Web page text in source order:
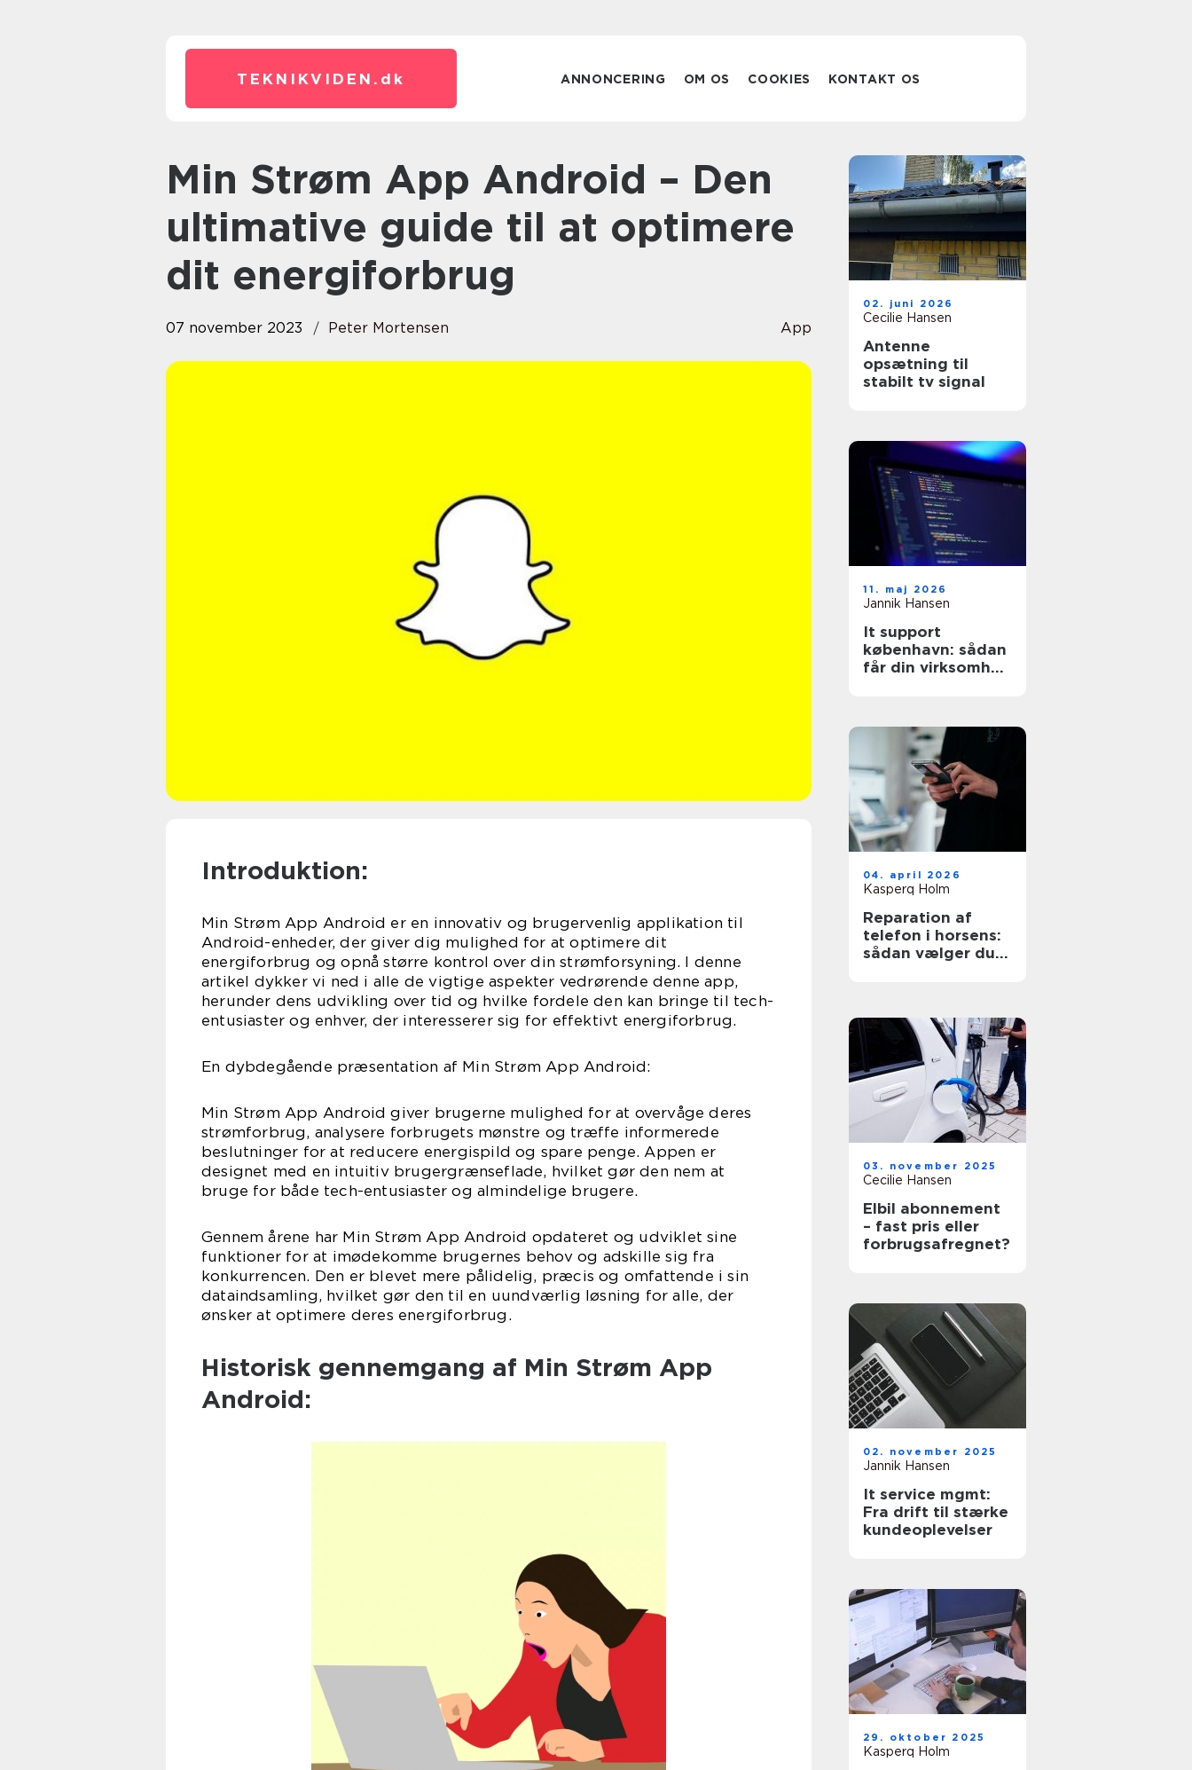
TEKNIKVIDEN. dk ANNONCERING OM OS COOKIES KONTAKT OS
Min Strøm App Android – Den
ultimative guide til at optimere
dit energiforbrug
07 november 2023 Peter Mortensen App
Introduktion:
Min Strøm App Android er en innovativ og brugervenlig applikation til
Android-enheder, der giver dig mulighed for at optimere dit
energiforbrug og opnå større kontrol over din strømforsyning. I denne
artikel dykker vi ned i alle de vigtige aspekter vedrørende denne app,
herunder dens udvikling over tid og hvilke fordele den kan bringe til tech-
entusiaster og enhver, der interesserer sig for effektivt energiforbrug.
En dybdegående præsentation af Min Strøm App Android:
Min Strøm App Android giver brugerne mulighed for at overvåge deres
strømforbrug, analysere forbrugets mønstre og træffe informerede
beslutninger for at reducere energispild og spare penge. Appen er
designet med en intuitiv brugergrænseflade, hvilket gør den nem at
bruge for både tech-entusiaster og almindelige brugere.
Gennem årene har Min Strøm App Android opdateret og udviklet sine
funktioner for at imødekomme brugernes behov og adskille sig fra
konkurrencen. Den er blevet mere pålidelig, præcis og omfattende i sin
dataindsamling, hvilket gør den til en uundværlig løsning for alle, der
ønsker at optimere deres energiforbrug.
Historisk gennemgang af Min Strøm App
Android:
02. juni 2026
Cecilie Hansen
Antenne
opsætning til
stabilt tv signal
11. maj 2026
Jannik Hansen
It support
københavn: sådan
får din virksomhed
04. april 2026
Kasperq Holm
Reparation af
telefon i horsens:
sådan vælger du
03. november 2025
Cecilie Hansen
Elbil abonnement
– fast pris eller
forbrugsafregnet?
02. november 2025
Jannik Hansen
It service mgmt:
Fra drift til stærke
kundeoplevelser
29. oktober 2025
Kasperq Holm